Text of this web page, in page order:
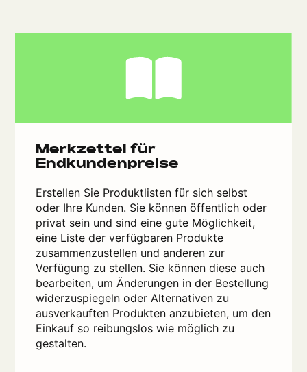
Merkzettel für
Endkundenpreise
Erstellen Sie Produktlisten für sich selbst
oder Ihre Kunden. Sie können öffentlich oder
privat sein und sind eine gute Möglichkeit,
eine Liste der verfügbaren Produkte
zusammenzustellen und anderen zur
Verfügung zu stellen. Sie können diese auch
bearbeiten, um Änderungen in der Bestellung
widerzuspiegeln oder Alternativen zu
ausverkauften Produkten anzubieten, um den
Einkauf so reibungslos wie möglich zu
gestalten.